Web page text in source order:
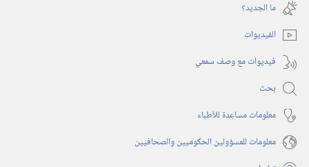
نافذة
جديدة)
ما الجديد؟‏
الفيديوات
فيديوات مع وصف سمعي
بحث
معلومات مساعِدة للأطباء
معلومات للمسؤولين الحكوميين والصحافيين